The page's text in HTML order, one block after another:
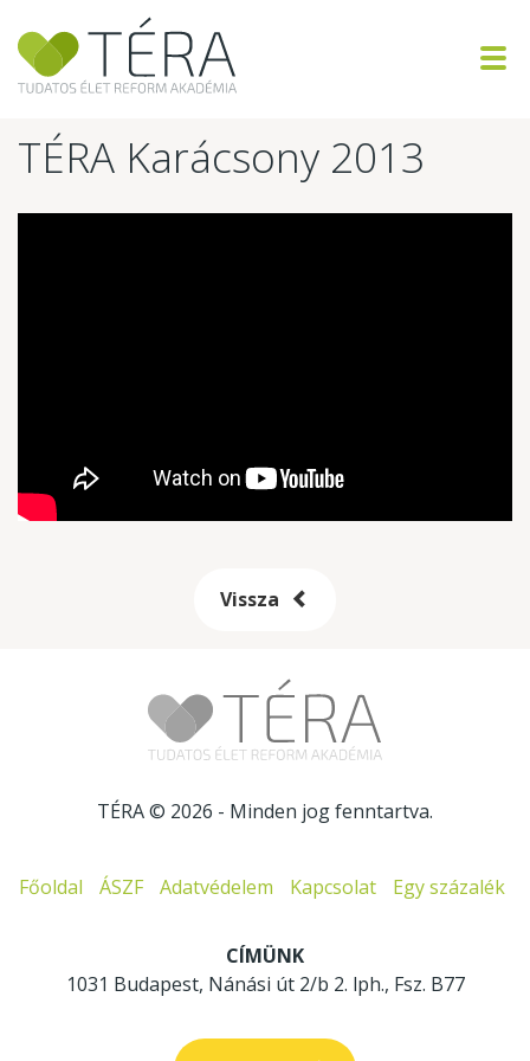
TÉRA Karácsony 2013
Vissza
TÉRA © 2026 - Minden jog fenntartva.
Főoldal ÁSZF Adatvédelem Kapcsolat Egy százalék
CÍMÜNK
1031 Budapest, Nánási út 2/b 2. lph., Fsz. B77